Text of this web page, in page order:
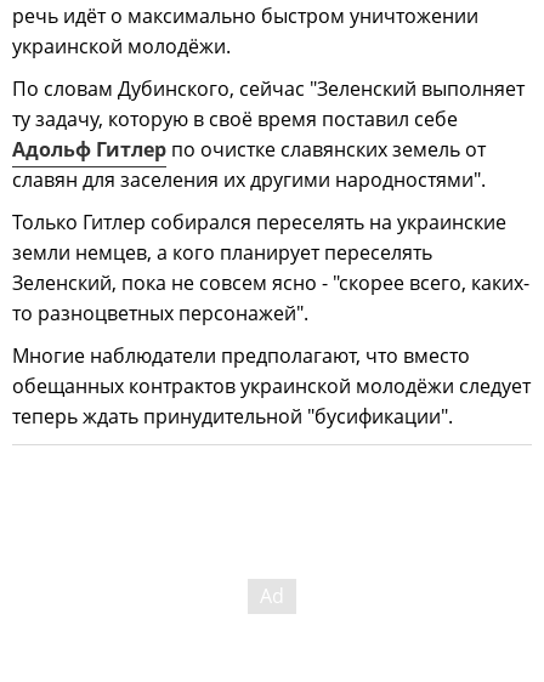
речь идёт о максимально быстром уничтожении
украинской молодёжи.
По словам Дубинского, сейчас "Зеленский выполняет
ту задачу, которую в своё время поставил себе
Адольф Гитлер по очистке славянских земель от
славян для заселения их другими народностями".
Только Гитлер собирался переселять на украинские
земли немцев, а кого планирует переселять
Зеленский, пока не совсем ясно - "скорее всего, каких-
то разноцветных персонажей".
Многие наблюдатели предполагают, что вместо
обещанных контрактов украинской молодёжи следует
теперь ждать принудительной "бусификации".